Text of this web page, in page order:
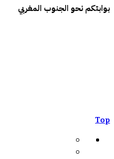
بوابتكم نحو الجنوب المغربي
Top